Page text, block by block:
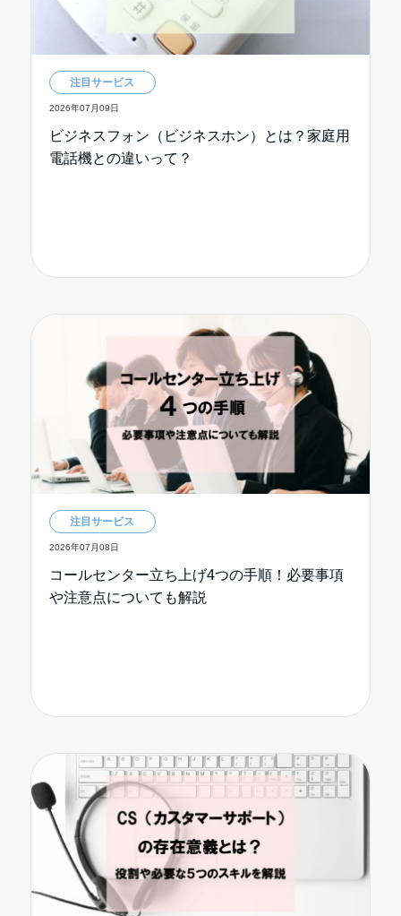
注目サービス
2026年07月09日
ビジネスフォン（ビジネスホン）とは？家庭用
電話機との違いって？
注目サービス
2026年07月08日
コールセンター立ち上げ4つの手順！必要事項
や注意点についても解説